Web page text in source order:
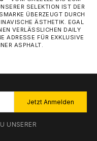
SELEKTION IST DER
ÜBERZEUGT DURCH
ÄSTHETIK. EGAL
VERLÄSSLICHEN DAILY
ADRESSE FÜR EXKLUSIVE
ASPHALT.
Jetzt Anmelden
UNSERER